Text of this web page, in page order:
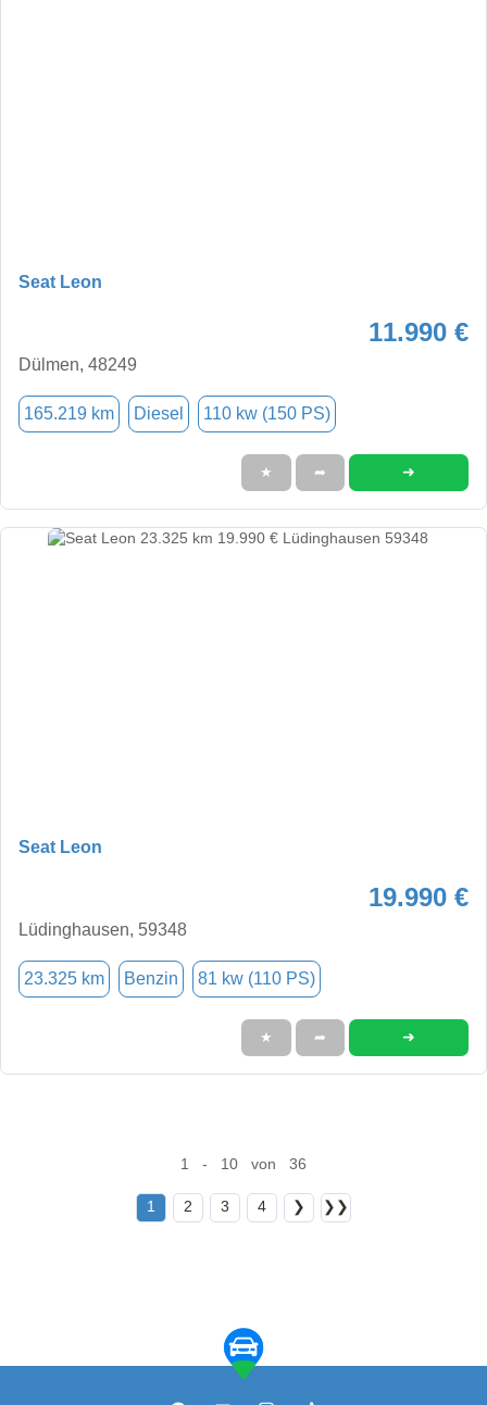
Seat Leon
11.990 €
Dülmen, 48249
165.219 km Diesel 110 kw (150 PS)
★ ➦ ➜
Seat Leon
19.990 €
Lüdinghausen, 59348
23.325 km Benzin 81 kw (110 PS)
★ ➦ ➜
1 - 10 von 36
1 2 3 4 ❯ ❯❯